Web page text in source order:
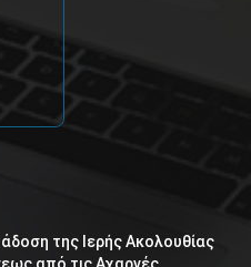
της Ιερής Ακολουθίας
από τις Αχαρνές